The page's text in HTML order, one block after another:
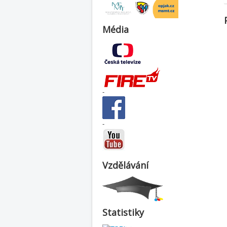
Média
-
-
Vzdělávání
Statistiky